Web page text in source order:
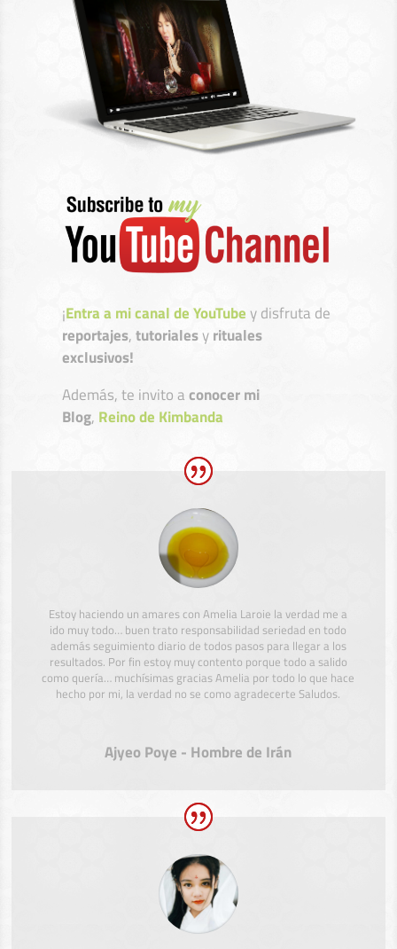
¡Entra a mi canal de YouTubey disfruta de
reportajes,tutorialesyrituales
exclusivos!
Además, te invito aconocer mi
Blog, Reino de Kimbanda
Estoy haciendo un amares con Amelia Laroie la verdad me a
ido muy todo… buen trato responsabilidad seriedad en todo
además seguimiento diario de todos pasos para llegar a los
resultados. Por fin estoy muy contento porque todo a salido
como quería… muchísimas gracias Amelia por todo lo que hace
hecho por mi, la verdad no se como agradecerte Saludos.
Ajyeo Poye - Hombre de Irán